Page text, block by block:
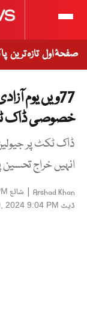
صفحۂ اول تازہ ترین
77ویں یوم
خصوصی ڈاک
ڈاک ٹکٹ پر
انہیں خراج
Arshad Khan
| شائع
ڈیٹ 2024 9:04 PM